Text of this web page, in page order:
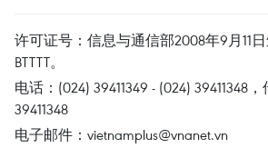
许可证号：信息与通信部2008年9月11
BTTTT。
电话：(024) 39411349 - (024) 39411348
39411348
电子邮件： vietnamplus@vnanet.vn